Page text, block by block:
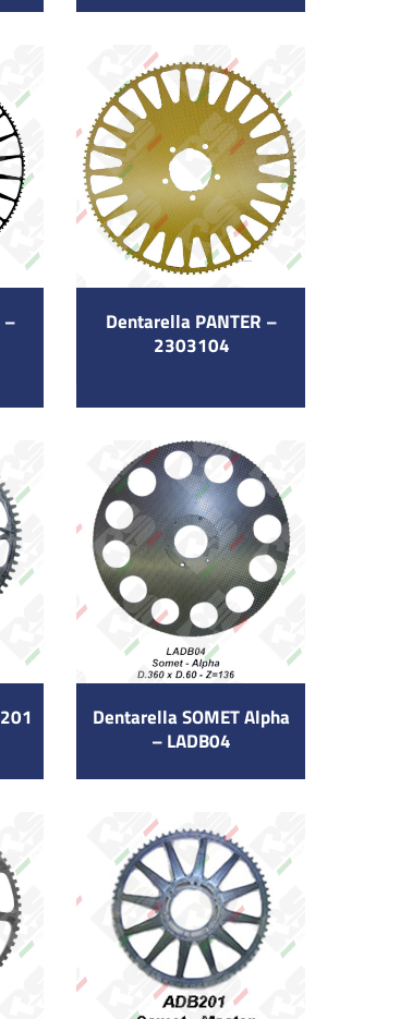
–
Dentarella PANTER –
2303104
Dentarella SOMET Alpha
– LADB04